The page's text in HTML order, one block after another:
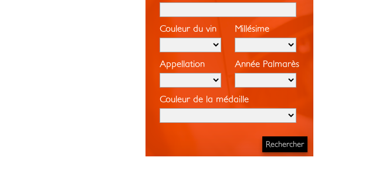
Couleur du vin Millésime
Appellation Année Palmarès
Couleur de la médaille